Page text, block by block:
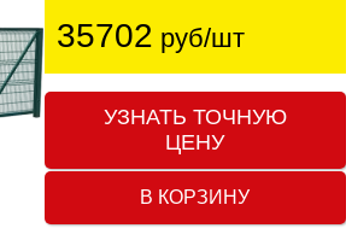
35702 руб/шт
УЗНАТЬ ТОЧНУЮ
ЦЕНУ
В КОРЗИНУ